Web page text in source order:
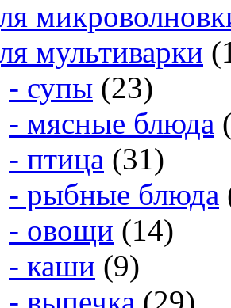
мультиварки
- супы (23)
- мясные блюда
- птица (31)
- рыбные блюда
- овощи (14)
- каши (9)
- выпечка (29)